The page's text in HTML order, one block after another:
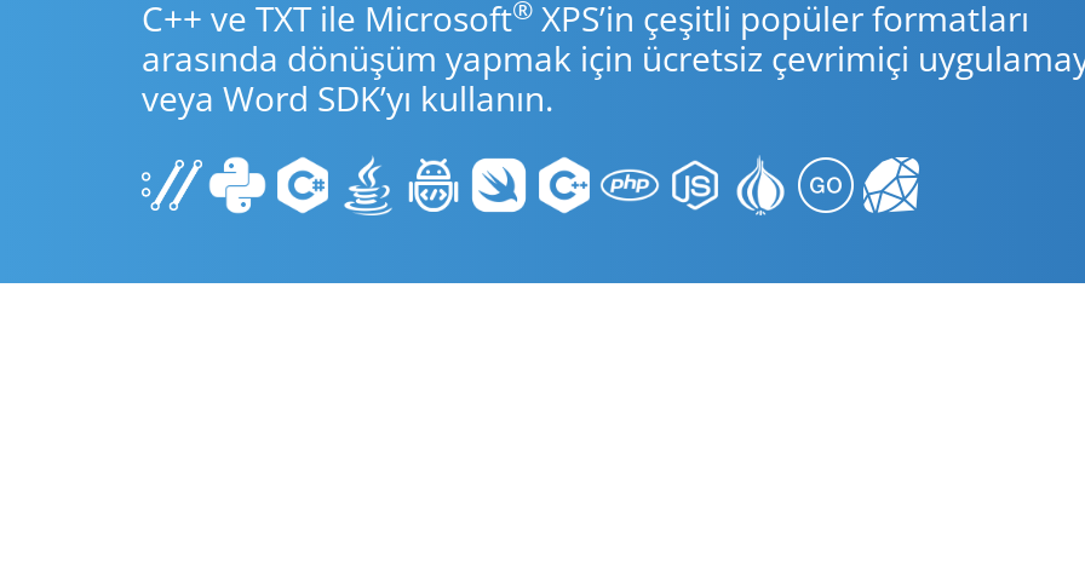
C++ ve TXT ile Microsoft® XPS’in çeşitli popüler formatları
arasında dönüşüm yapmak için ücretsiz çevrimiçi
veya Word SDK’yı kullanın.